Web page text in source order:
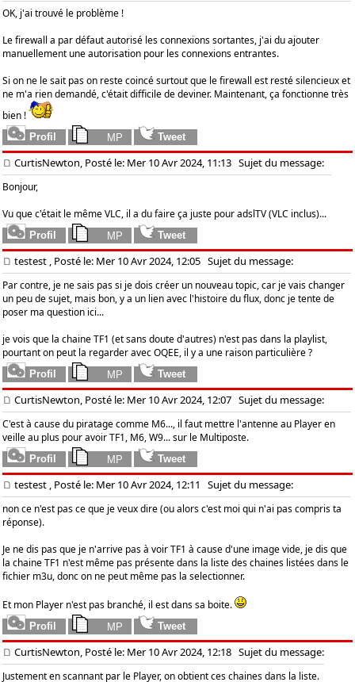
OK, j'ai trouvé le problème !
Le firewall a par défaut autorisé les connexions sortantes, j'ai du ajouter
manuellement une autorisation pour les connexions entrantes.
Si on ne le sait pas on reste coincé surtout que le firewall est resté silencieux et
ne m'a rien demandé, c'était difficile de deviner. Maintenant, ça fonctionne très
bien !
CurtisNewton, Posté le: Mer 10 Avr 2024, 11:13 Sujet du message:
Bonjour,
Vu que c'était le même VLC, il a du faire ça juste pour adslTV (VLC inclus)...
testest , Posté le: Mer 10 Avr 2024, 12:05 Sujet du message:
Par contre, je ne sais pas si je dois créer un nouveau topic, car je vais changer
un peu de sujet, mais bon, y a un lien avec l'histoire du flux, donc je tente de
poser ma question ici...
je vois que la chaine TF1 (et sans doute d'autres) n'est pas dans la playlist,
pourtant on peut la regarder avec OQEE, il y a une raison particulière ?
CurtisNewton, Posté le: Mer 10 Avr 2024, 12:07 Sujet du message:
C'est à cause du piratage comme M6..., il faut mettre l'antenne au Player en
veille au plus pour avoir TF1, M6, W9... sur le Multiposte.
testest , Posté le: Mer 10 Avr 2024, 12:11 Sujet du message:
non ce n'est pas ce que je veux dire (ou alors c'est moi qui n'ai pas compris ta
réponse).
Je ne dis pas que je n'arrive pas à voir TF1 à cause d'une image vide, je dis que
la chaine TF1 n'est même pas présente dans la liste des chaines listées dans le
fichier m3u, donc on ne peut même pas la selectionner.
Et mon Player n'est pas branché, il est dans sa boite.
CurtisNewton, Posté le: Mer 10 Avr 2024, 12:18 Sujet du message:
Justement en scannant par le Player, on obtient ces chaines dans la liste.